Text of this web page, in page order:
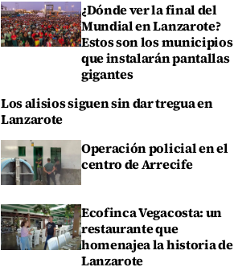
¿Dónde ver la final del
Mundial en Lanzarote?
Estos son los municipios
que instalarán pantallas
gigantes
Los alisios siguen sin dar tregua en
Lanzarote
Operación policial en el
centro de Arrecife
Ecofinca Vegacosta: un
restaurante que
homenajea la historia de
Lanzarote